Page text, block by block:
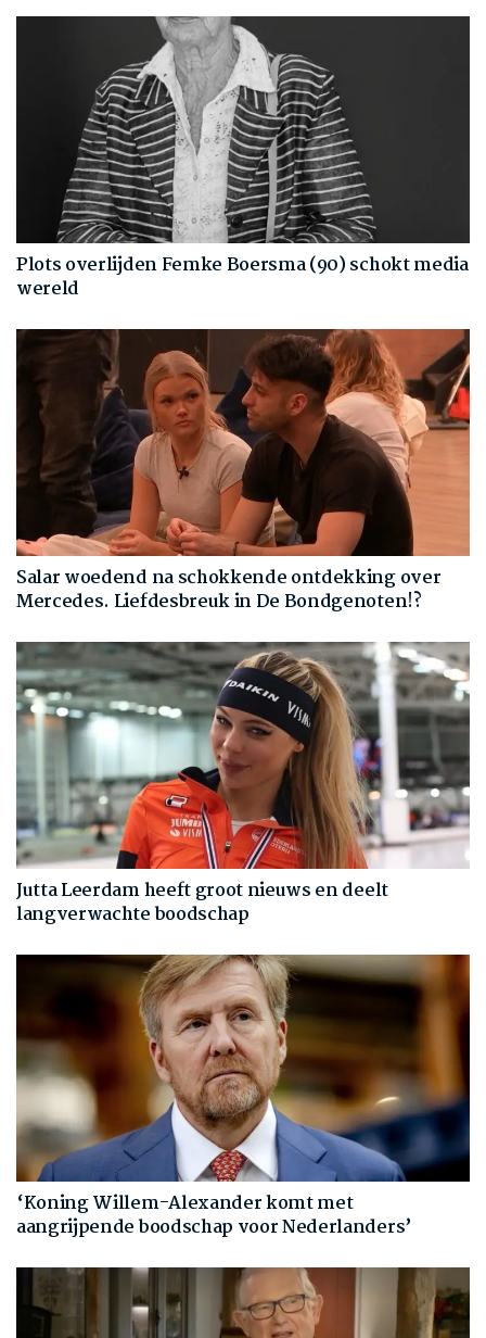
Plots overlijden Femke Boersma (90) schokt media
wereld
Salar woedend na schokkende ontdekking over
Mercedes. Liefdesbreuk in De Bondgenoten!?
Jutta Leerdam heeft groot nieuws en deelt
langverwachte boodschap
‘Koning Willem-Alexander komt met
aangrijpende boodschap voor Nederlanders’